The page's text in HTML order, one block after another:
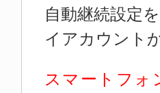
自動継続設定
イアカウント
スマートフォ